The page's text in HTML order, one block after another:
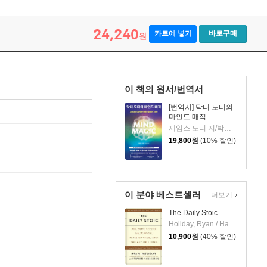
24,240원 카트에 넣기 바로구매
이 책의 원서/번역서
[번역서] 닥터 도티의
마인드 매직
제임스 도티 저/박세연 역
19,800원 (10% 할인)
이 분야 베스트셀러
The Daily Stoic
10,900원 (40% 할인)
더보기